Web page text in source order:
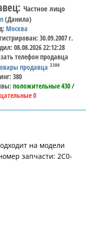
Частное лицо
(Данила)
Москва
30.09.2007 г.
08.08.2026 22:12:28
телефон продавца
продавца 2306
380
положительные 430/
0
на модели
запчасти: 2C0-